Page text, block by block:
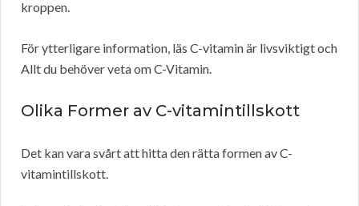
kroppen.
För ytterligare information, läs C-vitamin är livsviktigt och
Allt du behöver veta om C-Vitamin.
Olika Former av C-vitamintillskott
Det kan vara svårt att hitta den rätta formen av C-
vitamintillskott.